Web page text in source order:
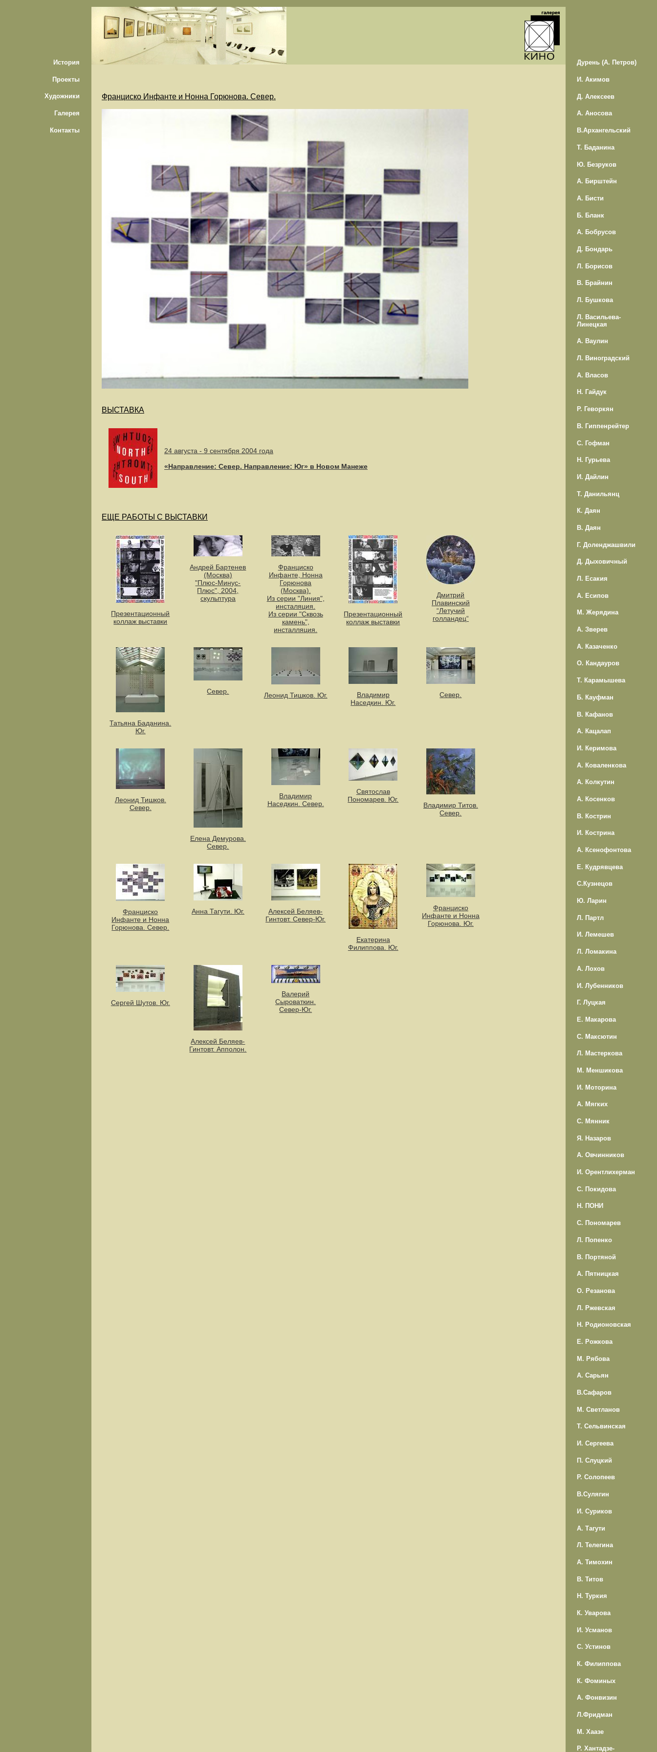
История
Проекты
Художники
Галерея
Контакты
Франциско Инфанте и Нонна Горюнова. Север.
ВЫСТАВКА
24 августа - 9 сентября 2004 года
«Направление: Север. Направление: Юг» в Новом Манеже
ЕЩЕ РАБОТЫ С ВЫСТАВКИ
Презентационный
коллаж выставки
Андрей Бартенев
(Москва)
"Плюс-Минус-
Плюс", 2004,
скульптура
Франциско
Инфанте, Нонна
Горюнова
(Москва).
Из серии "Линия",
инсталяция.
Из серии "Сквозь
камень",
инсталляция.
Презентационный
коллаж выставки
Дмитрий
Плавинский
“Летучий
голландец“
Татьяна Баданина.
Юг.
Север. Леонид Тишков. Юг.
Владимир
Наседкин. Юг.
Север.
Леонид Тишков.
Север.
Елена Демурова.
Север.
Владимир
Наседкин. Север.
Святослав
Пономарев. Юг.
Владимир Титов.
Север.
Франциско
Инфанте и Нонна
Горюнова. Север.
Анна Тагути. Юг.
Алексей Беляев-
Гинтовт. Север-Юг.
Екатерина
Филиппова. Юг.
Франциско
Инфанте и Нонна
Горюнова. Юг.
Сергей Шутов. Юг.
Алексей Беляев-
Гинтовт. Апполон.
Валерий
Сыроваткин.
Север-Юг.
Дурень (А. Петров)
И. Акимов
Д. Алексеев
А. Аносова
В.Архангельский
Т. Баданина
Ю. Безруков
А. Бирштейн
А. Бисти
Б. Бланк
А. Бобрусов
Д. Бондарь
Л. Борисов
В. Брайнин
Л. Бушкова
Л. Васильева-
Линецкая
А. Ваулин
Л. Виноградский
А. Власов
Н. Гайдук
Р. Геворкян
В. Гиппенрейтер
С. Гофман
Н. Гурьева
И. Дайлин
Т. Данильянц
К. Даян
В. Даян
Г. Доленджашвили
Д. Дыховичный
Л. Есакия
А. Есипов
М. Жерядина
А. Зверев
А. Казаченко
О. Кандауров
Т. Карамышева
Б. Кауфман
В. Кафанов
А. Кацалап
И. Керимова
А. Коваленкова
А. Колкутин
А. Косенков
В. Кострин
И. Кострина
А. Ксенофонтова
Е. Кудрявцева
С.Кузнецов
Ю. Ларин
Л. Партл
И. Лемешев
Л. Ломакина
А. Лохов
И. Лубенников
Г. Луцкая
Е. Макарова
С. Максютин
Л. Мастеркова
М. Меншикова
И. Моторина
А. Мягких
С. Мянник
Я. Назаров
А. Овчинников
И. Орентлихерман
С. Покидова
Н. ПОНИ
С. Пономарев
Л. Попенко
В. Портяной
А. Пятницкая
О. Резанова
Л. Ржевская
Н. Родионовская
Е. Рожкова
М. Рябова
А. Сарьян
В.Сафаров
М. Светланов
Т. Сельвинская
И. Сергеева
П. Слуцкий
Р. Солопеев
В.Сулягин
И. Суриков
А. Тагути
Л. Телегина
А. Тимохин
В. Титов
Н. Туркия
К. Уварова
И. Усманов
С. Устинов
К. Филиппова
К. Фоминых
А. Фонвизин
Л.Фридман
М. Хаазе
Р. Хантадзе-